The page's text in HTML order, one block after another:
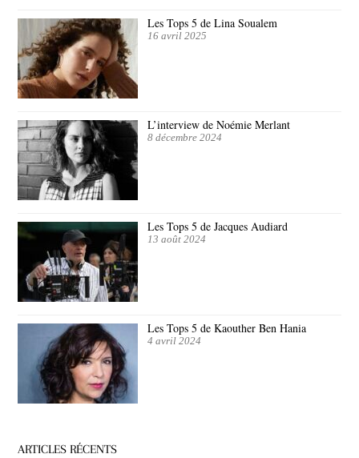
Les Tops 5 de Lina Soualem
16 avril 2025
L’interview de Noémie Merlant
8 décembre 2024
Les Tops 5 de Jacques Audiard
13 août 2024
Les Tops 5 de Kaouther Ben Hania
4 avril 2024
ARTICLES RÉCENTS